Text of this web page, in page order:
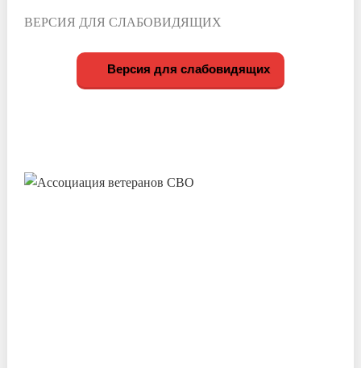
ВЕРСИЯ ДЛЯ СЛАБОВИДЯЩИХ
Версия для слабовидящих